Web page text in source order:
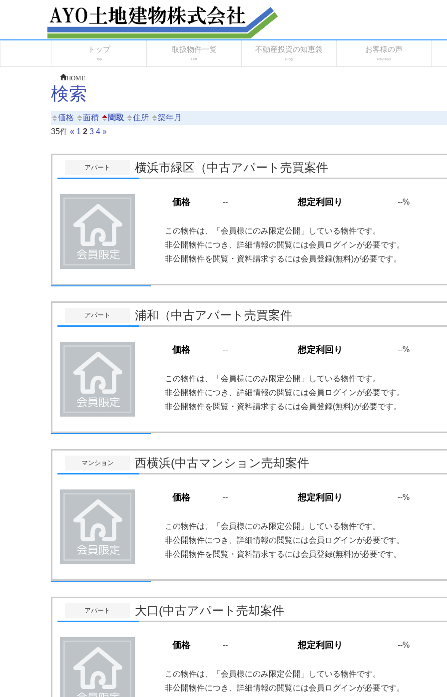
トップ
Top
取扱物件一覧
List
不動産投資の知恵袋
Blog
お客様の声
Reviews
HOME
検索
価格 面積 間取 住所
築年月
35件 « 1 2 3 4 »
アパート 横浜市緑区（中古アパート売買案件
価格 -- 想定利回り --%
この物件は、「会員様にのみ限定公開」している物件です。
非公開物件につき、詳細情報の閲覧には会員ログインが必要です。
非公開物件を閲覧・資料請求するには会員登録(無料)が必要です。
アパート 浦和（中古アパート売買案件
価格 -- 想定利回り --%
この物件は、「会員様にのみ限定公開」している物件です。
非公開物件につき、詳細情報の閲覧には会員ログインが必要です。
非公開物件を閲覧・資料請求するには会員登録(無料)が必要です。
マンション 西横浜(中古マンション売却案件
価格 -- 想定利回り --%
この物件は、「会員様にのみ限定公開」している物件です。
非公開物件につき、詳細情報の閲覧には会員ログインが必要です。
非公開物件を閲覧・資料請求するには会員登録(無料)が必要です。
アパート 大口(中古アパート売却案件
価格 -- 想定利回り --%
この物件は、「会員様にのみ限定公開」している物件です。
非公開物件につき、詳細情報の閲覧には会員ログインが必要です。